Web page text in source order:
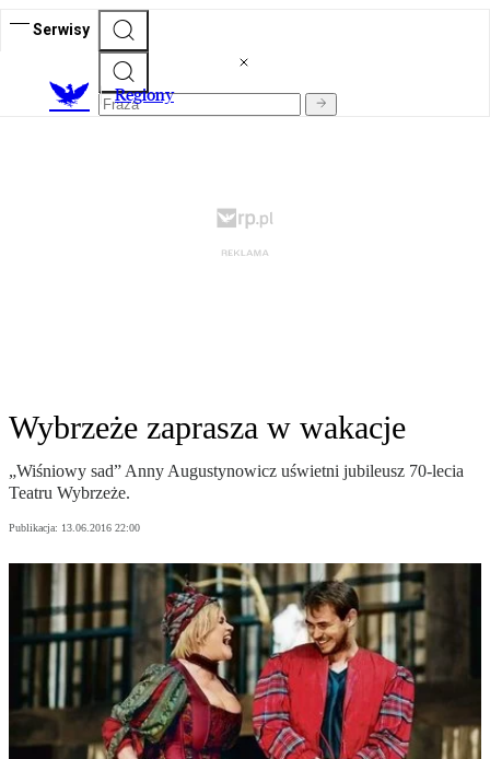
Serwisy
Regiony
Wybrzeże zaprasza w wakacje
„Wiśniowy sad” Anny Augustynowicz uświetni jubileusz 70-lecia
Teatru Wybrzeże.
Publikacja: 13.06.2016 22:00